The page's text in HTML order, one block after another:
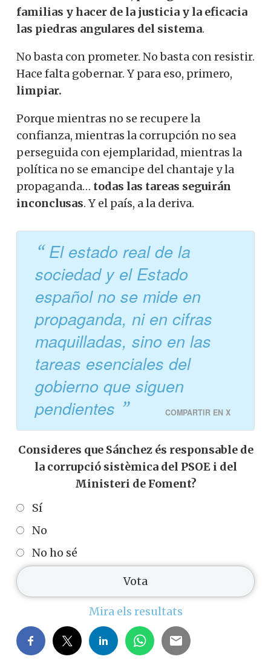
familias y hacer de la justicia y la eficacia
las piedras angulares del sistema.
No basta con prometer. No basta con resistir.
Hace falta gobernar. Y para eso, primero,
limpiar.
Porque mientras no se recupere la
confianza, mientras la corrupción no sea
perseguida con ejemplaridad, mientras la
política no se emancipe del chantaje y la
propaganda… todas las tareas seguirán
inconclusas. Y el país, a la deriva.
El estado real de la
sociedad y el Estado
español no se mide en
propaganda, ni en cifras
maquilladas, sino en las
tareas esenciales del
gobierno que siguen
pendientes
COMPARTIR EN X
Consideres que Sánchez és responsable de
la corrupció sistèmica del PSOE i del
Ministeri de Foment?
Sí
No
No ho sé
Mira els resultats